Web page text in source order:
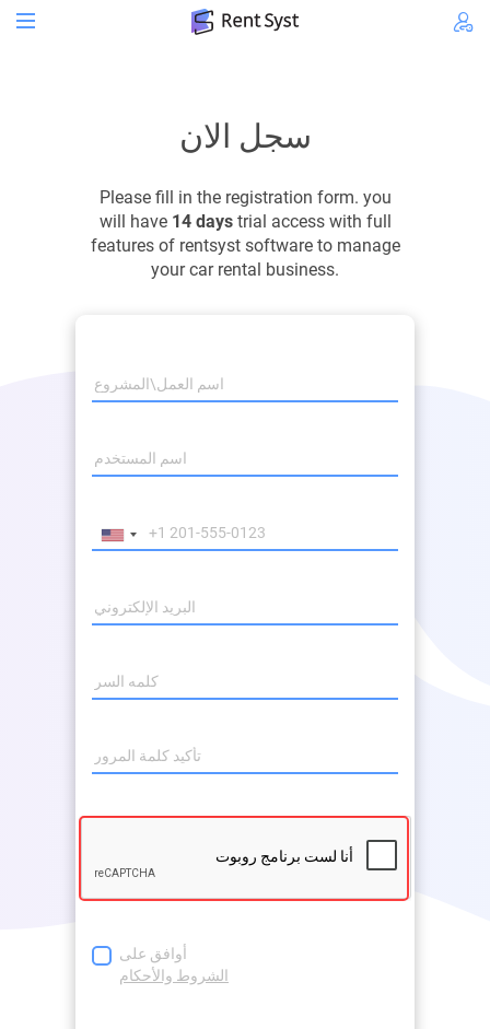
سجل الان
Please fill in the registration form. you
will have 14 daystrial access with full
features of rentsyst software to manage
your car rental business.
أوافق على
الشروط والأحكام